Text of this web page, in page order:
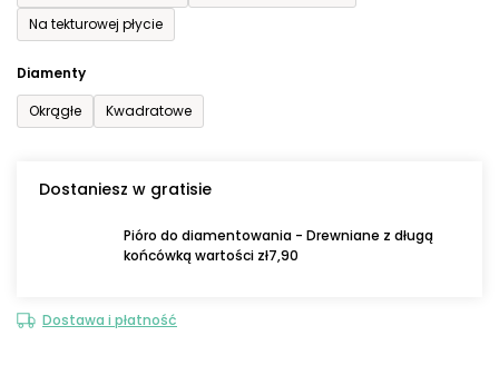
Na tekturowej płycie
Diamenty
Okrągłe
Kwadratowe
Dostaniesz w gratisie
Pióro do diamentowania - Drewniane z długą
końcówką wartości zł7,90
Dostawa i płatność